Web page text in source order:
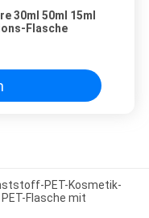
30ml 50ml 15ml
Flasche
PET-Kosmetik-
Flasche mit